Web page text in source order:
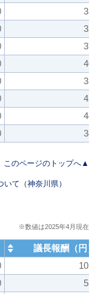
このページのトップへ▲
て（神奈川県）
※数値は2025年4月現在
議長報酬（円